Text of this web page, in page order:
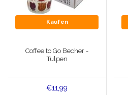
Kaufen
Coffee to Go Becher -
Tulpen
€11,99